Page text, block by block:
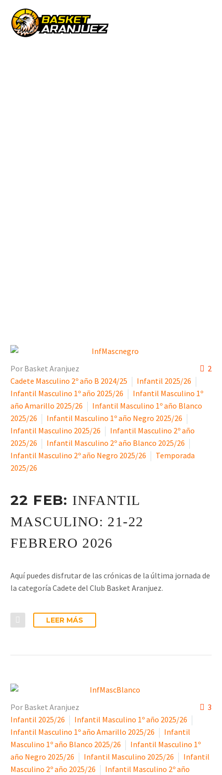
2
Por Basket Aranjuez
Cadete Masculino 2º año B 2024/25
Infantil 2025/26
Infantil Masculino 1º año 2025/26
Infantil Masculino 1º
año Amarillo 2025/26
Infantil Masculino 1º año Blanco
2025/26
Infantil Masculino 1º año Negro 2025/26
Infantil Masculino 2025/26
Infantil Masculino 2º año
2025/26
Infantil Masculino 2º año Blanco 2025/26
Infantil Masculino 2º año Negro 2025/26
Temporada
2025/26
22 FEB: INFANTIL
MASCULINO: 21-22
FEBRERO 2026
Aquí puedes disfrutar de las crónicas de la última jornada de
la categoría Cadete del Club Basket Aranjuez.
LEER MÁS
3
Por Basket Aranjuez
Infantil 2025/26
Infantil Masculino 1º año 2025/26
Infantil Masculino 1º año Amarillo 2025/26
Infantil
Masculino 1º año Blanco 2025/26
Infantil Masculino 1º
año Negro 2025/26
Infantil Masculino 2025/26
Infantil
Masculino 2º año 2025/26
Infantil Masculino 2º año